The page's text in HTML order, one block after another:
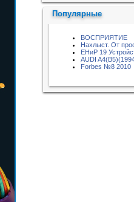
Популярные
ВОСПРИЯТИЕ
Нахлыст. От
ЕНиР 19
AUDI
Forbes №8 2010